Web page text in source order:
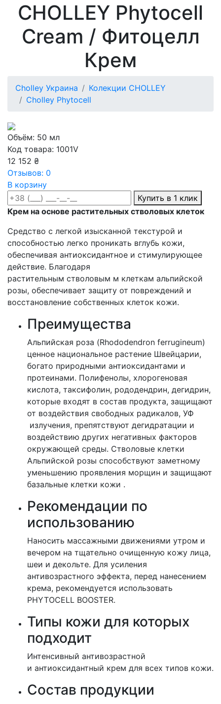
CHOLLEY Phytocell
Cream / Фитоцелл
Крем
Cholley Украина
Колекции CHOLLEY
Cholley Phytocell
Объём: 50 мл
Код товара: 1001V
12 152 ₴
Отзывов: 0
В корзину
Купить в 1 клик
Крем на основе растительных стволовых клеток
Средство с легкой изысканной текстурой и
способностью легко проникать вглубь кожи,
обеспечивая антиоксидантное и стимулирующее
действие. Благодаря
растительным стволовым м клеткам альпийской
розы, обеспечивает защиту от повреждений и
восстановление собственных клеток кожи.
Преимущества
Альпийская роза (Rhododendron ferrugineum)
ценное национальное растение Швейцарии,
богато природными антиоксидантами и
протеинами. Полифенолы, хлорогеновая
кислота, таксифолин, рододендрин, дегидрин,
которые входят в состав продукта, защищают
от воздействия свободных радикалов, УФ
излучения, препятствуют дегидратации и
воздействию других негативных факторов
окружающей среды. Стволовые клетки
Альпийской розы способствуют заметному
уменьшению проявления морщин и защищают
базальные клетки кожи .
Рекомендации по
использованию
Наносить массажными движениями утром и
вечером на тщательно очищенную кожу лица,
шеи и декольте. Для усиления
антивозрастного эффекта, перед нанесением
крема, рекомендуется использовать
PHYTOCELL BOOSTER.
Типы кожи для которых
подходит
Интенсивный антивозрастной
и антиоксидантный крем для всех типов кожи.
Состав продукции